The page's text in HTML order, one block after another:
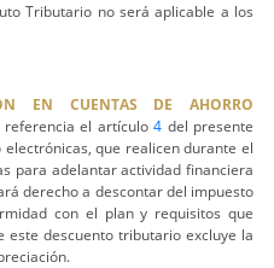
Tributario no será aplicable a los
EN CUENTAS DE AHORRO
referencia el artículo4 del presente
que realicen durante el
para adelantar actividad financiera
derecho a descontar del impuesto
con el plan y requisitos que
este descuento tributario excluye la